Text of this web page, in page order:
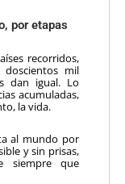
por etapas
recorridos,
mil
dan igual. Lo
acumuladas,
la vida.
al mundo por
y sin prisas,
siempre que